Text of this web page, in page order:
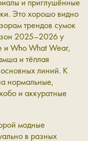
Это хорошо видно
трендов сумок
2025–2026 у
и Who What Wear,
и тёплая
линий. К
нормальные,
и аккуратные
модные
в разных